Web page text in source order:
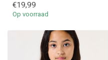
€19,99
Op voorraad